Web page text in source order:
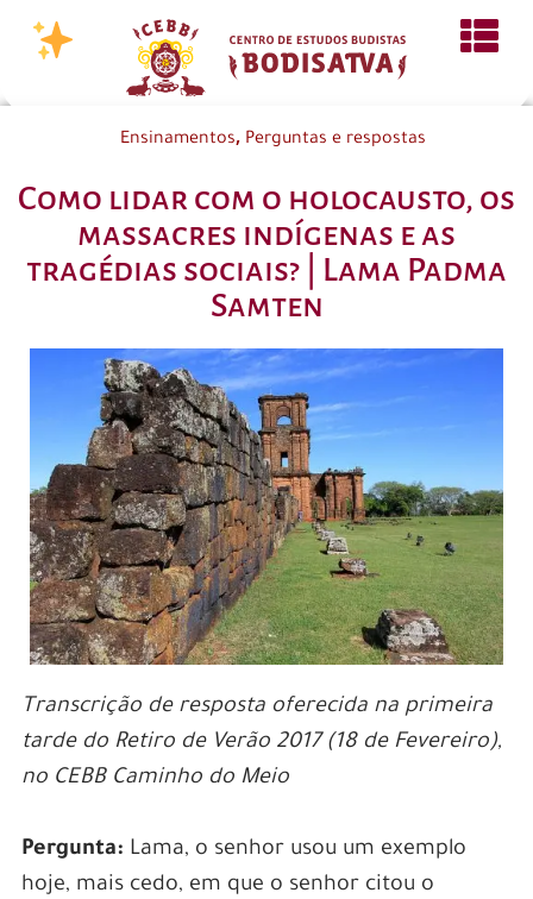
Ensinamentos, Perguntas e respostas
Como lidar com o holocausto, os
massacres indígenas e as
tragédias sociais? | Lama Padma
Samten
Transcrição de resposta oferecida na primeira
tarde do Retiro de Verão 2017 (18 de Fevereiro),
no CEBB Caminho do Meio
Pergunta: Lama, o senhor usou um exemplo
hoje, mais cedo, em que o senhor citou o